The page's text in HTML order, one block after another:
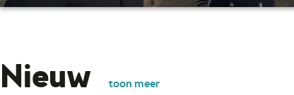
Nieuw toon meer